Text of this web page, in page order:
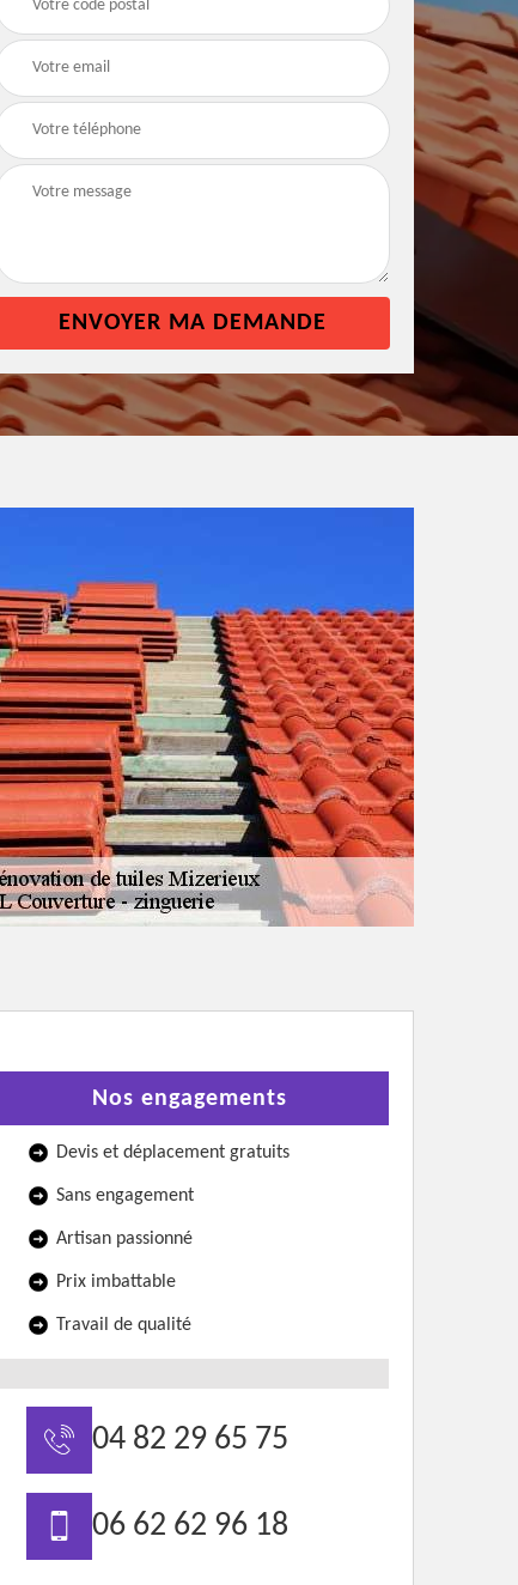
Nos engagements
Devis et déplacement gratuits
Sans engagement
Artisan passionné
Prix imbattable
Travail de qualité
04 82 29 65 75
06 62 62 96 18